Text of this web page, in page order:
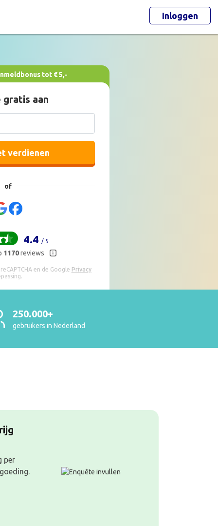
Inloggen
tot € 5,-
gratis aan
verdienen
4.4 / 5
1170reviews
en de Google Privacy
250.000+
gebruikers in Nederland
per